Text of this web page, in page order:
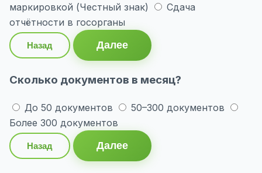
маркировкой (Честный знак)
Сдача
отчётности в госорганы
Назад Далее
Сколько документов в месяц?
До 50 документов
50–300 документов
Более 300 документов
Назад Далее